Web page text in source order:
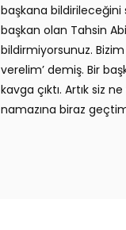
başkana bildirileceğini
başkan olan Tahsin
bildirmiyorsunuz.
verelim’ demiş. Bir
kavga çıktı. Artık siz
namazına biraz